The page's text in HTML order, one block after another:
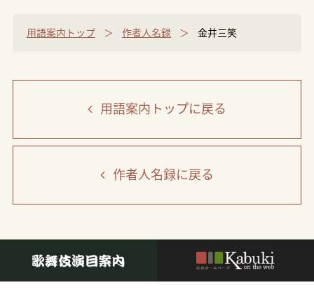
用語案内トップ 作者人名録 金井三笑
用語案内トップに戻る
作者人名録に戻る